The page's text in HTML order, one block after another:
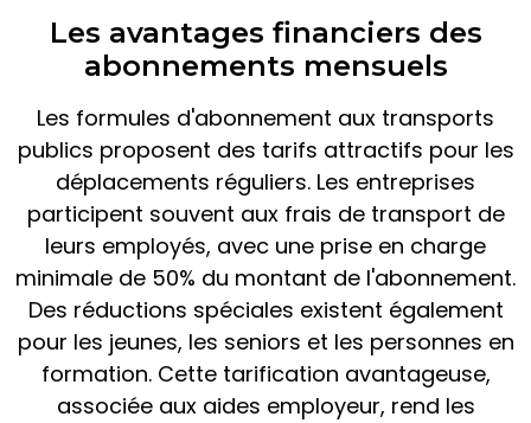
Les avantages financiers des
abonnements mensuels
Les formules d'abonnement aux transports
publics proposent des tarifs attractifs pour les
déplacements réguliers. Les entreprises
participent souvent aux frais de transport de
leurs employés, avec une prise en charge
minimale de 50% du montant de l'abonnement.
Des réductions spéciales existent également
pour les jeunes, les seniors et les personnes en
formation. Cette tarification avantageuse,
associée aux aides employeur, rend les